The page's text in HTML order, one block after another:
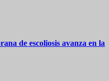
de escoliosis avanza en la